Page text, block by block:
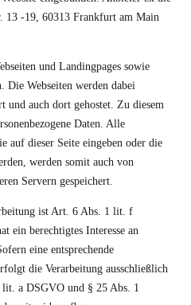
13 -19, 60313 Frankfurt am Main
und Landingpages sowie
Die Webseiten werden dabei
und auch dort gehostet. Zu diesem
Daten. Alle
auf dieser Seite eingeben oder die
werden somit auch von
Servern gespeichert.
ist Art. 6 Abs. 1 lit. f
ein berechtigtes Interesse an
eine entsprechende
die Verarbeitung ausschließlich
a DSGVO und § 25 Abs. 1